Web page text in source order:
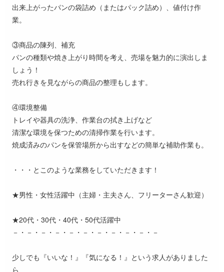
出来上がったパンの袋詰め（またはパック詰め）、値付け作
業。
③商品の陳列、補充
パンの種類や焼き上がり時間を考え、売場を魅力的に演出しま
しょう！
売れ行きを見ながらの商品の整理もします。
④環境整備
トレイや器具の洗浄、作業台の拭き上げなど
清潔な環境を保つための清掃作業を行います。
焼成済みのパンを保管場所から出すなどの簡単な補助作業も。
・・・とこのような業務をしていただきます！
★男性・女性活躍中（主婦・主夫さん、フリーターさん歓迎）
★20代・30代・40代・50代活躍中
－・－・－・－・－・－・－・－・－・－・－
少しでも『いいな！』『気になる！』という求人がありました
ら、